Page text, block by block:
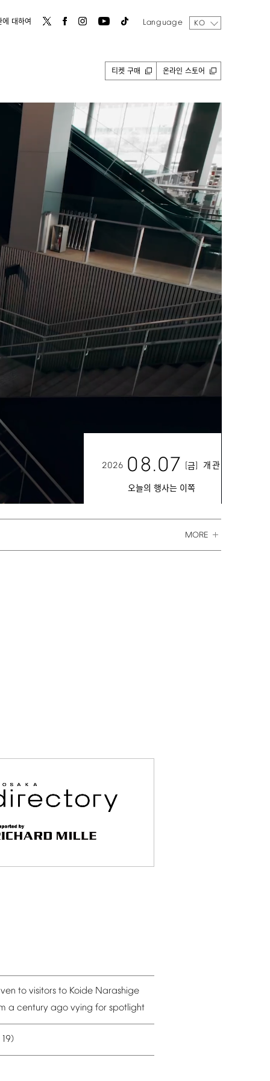
대하여 Language KO
티켓 구매 온라인 스토어
2026 08.07 [금] 개관
오늘의 행사는 이쪽
MORE
to visitors to Koide Narashige
a century ago vying for spotlight
19)